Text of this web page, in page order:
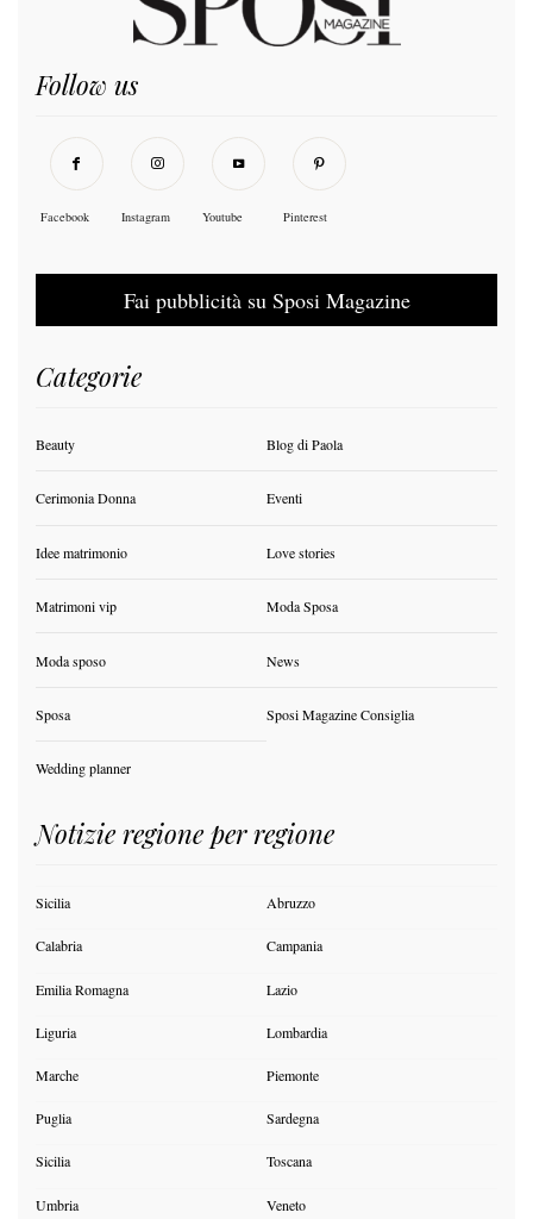
Follow us
Facebook Instagram Youtube Pinterest
Fai pubblicità su Sposi Magazine
Categorie
Beauty Blog di Paola
Cerimonia Donna Eventi
Idee matrimonio Love stories
Matrimoni vip Moda Sposa
Moda sposo News
Sposa Sposi Magazine Consiglia
Wedding planner
Notizie regione per regione
Sicilia Abruzzo
Calabria Campania
Emilia Romagna Lazio
Liguria Lombardia
Marche Piemonte
Puglia Sardegna
Sicilia Toscana
Umbria Veneto